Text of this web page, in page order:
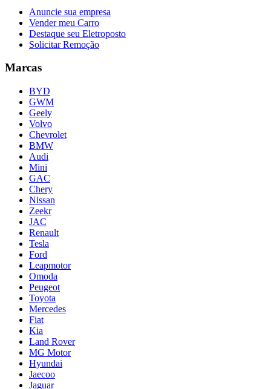
Anuncie sua empresa
Vender meu Carro
Destaque seu Eletroposto
Solicitar Remoção
Marcas
BYD
GWM
Geely
Volvo
Chevrolet
BMW
Audi
Mini
GAC
Chery
Nissan
Zeekr
JAC
Renault
Tesla
Ford
Leapmotor
Omoda
Peugeot
Toyota
Mercedes
Fiat
Kia
Land Rover
MG Motor
Hyundai
Jaecoo
Jaguar